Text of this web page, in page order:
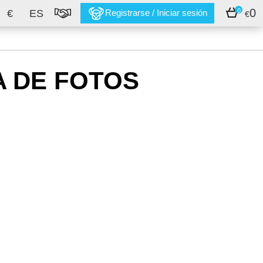
€ ES Registrarse / Iniciar sesión 0 €0
DE FOTOS